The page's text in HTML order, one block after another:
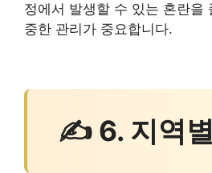
정에서 발생할 수 있는 혼란을
중한 관리가 중요합니다.
✍ 6. 지역